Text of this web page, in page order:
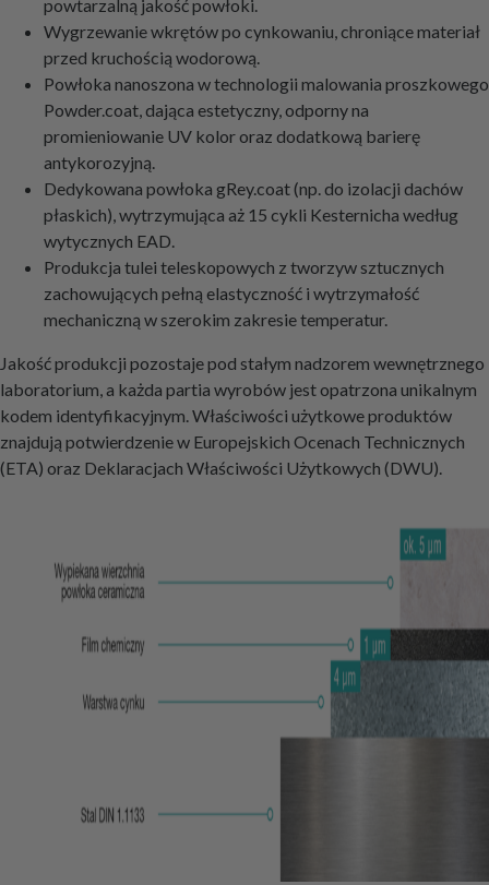
powtarzalną jakość powłoki.
Wygrzewanie wkrętów po cynkowaniu, chroniące materiał
przed kruchością wodorową.
Powłoka nanoszona w technologii malowania proszkowego
Powder.coat, dająca estetyczny, odporny na
promieniowanie UV kolor oraz dodatkową barierę
antykorozyjną.
Dedykowana powłoka gRey.coat (np. do izolacji dachów
płaskich), wytrzymująca aż 15 cykli Kesternicha według
wytycznych EAD.
Produkcja tulei teleskopowych z tworzyw sztucznych
zachowujących pełną elastyczność i wytrzymałość
mechaniczną w szerokim zakresie temperatur.
Jakość produkcji pozostaje pod stałym nadzorem wewnętrznego
laboratorium, a każda partia wyrobów jest opatrzona unikalnym
kodem identyfikacyjnym. Właściwości użytkowe produktów
znajdują potwierdzenie w Europejskich Ocenach Technicznych
(ETA) oraz Deklaracjach Właściwości Użytkowych (DWU).